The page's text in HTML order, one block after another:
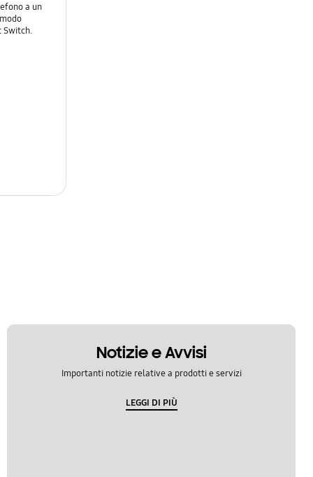
a un
Switch.
Notizie e Avvisi
Importanti notizie relative a prodotti e servizi
LEGGI DI PIÙ